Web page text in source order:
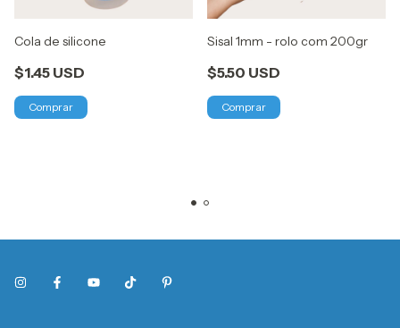
Cola de silicone
$1.45 USD
Sisal 1mm - rolo com 200gr
$5.50 USD